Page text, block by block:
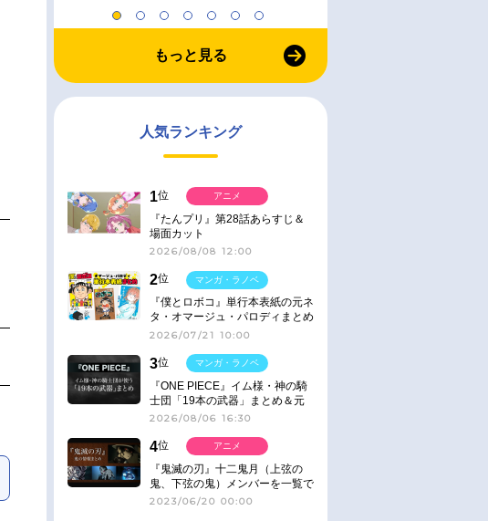
もっと見る
人気ランキング
1位
『たんプリ』第28話あらすじ＆
場面カット
2026/08/08 12:00
アニメ
2位
『僕とロボコ』単行本表紙の元ネ
タ・オマージュ・パロディまとめ
2026/07/21 10:00
マンガ・ラノベ
3位
『ONE PIECE』イム様・神の騎
士団「19本の武器」まとめ＆元
ネタ
2026/08/06 16:30
マンガ・ラノベ
4位
『鬼滅の刃』十二鬼月（上弦の
鬼、下弦の鬼）メンバーを一覧で
紹介＆解説（登場鬼の情報まと
2023/06/20 00:00
アニメ